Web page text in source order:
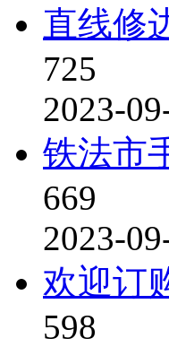
直线修
725
2023-
铁法市
669
2023-
欢迎订
598